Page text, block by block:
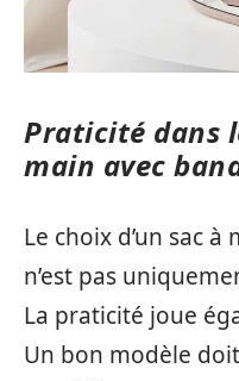
Praticité dans
main avec
Le choix d’un sac à
n’est pas
La praticité joue
Un bon modèle